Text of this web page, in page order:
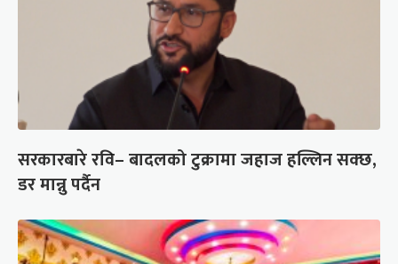
सरकारबारे रवि– बादलको टुक्रामा जहाज हल्लिन सक्छ,
डर मान्नु पर्दैन